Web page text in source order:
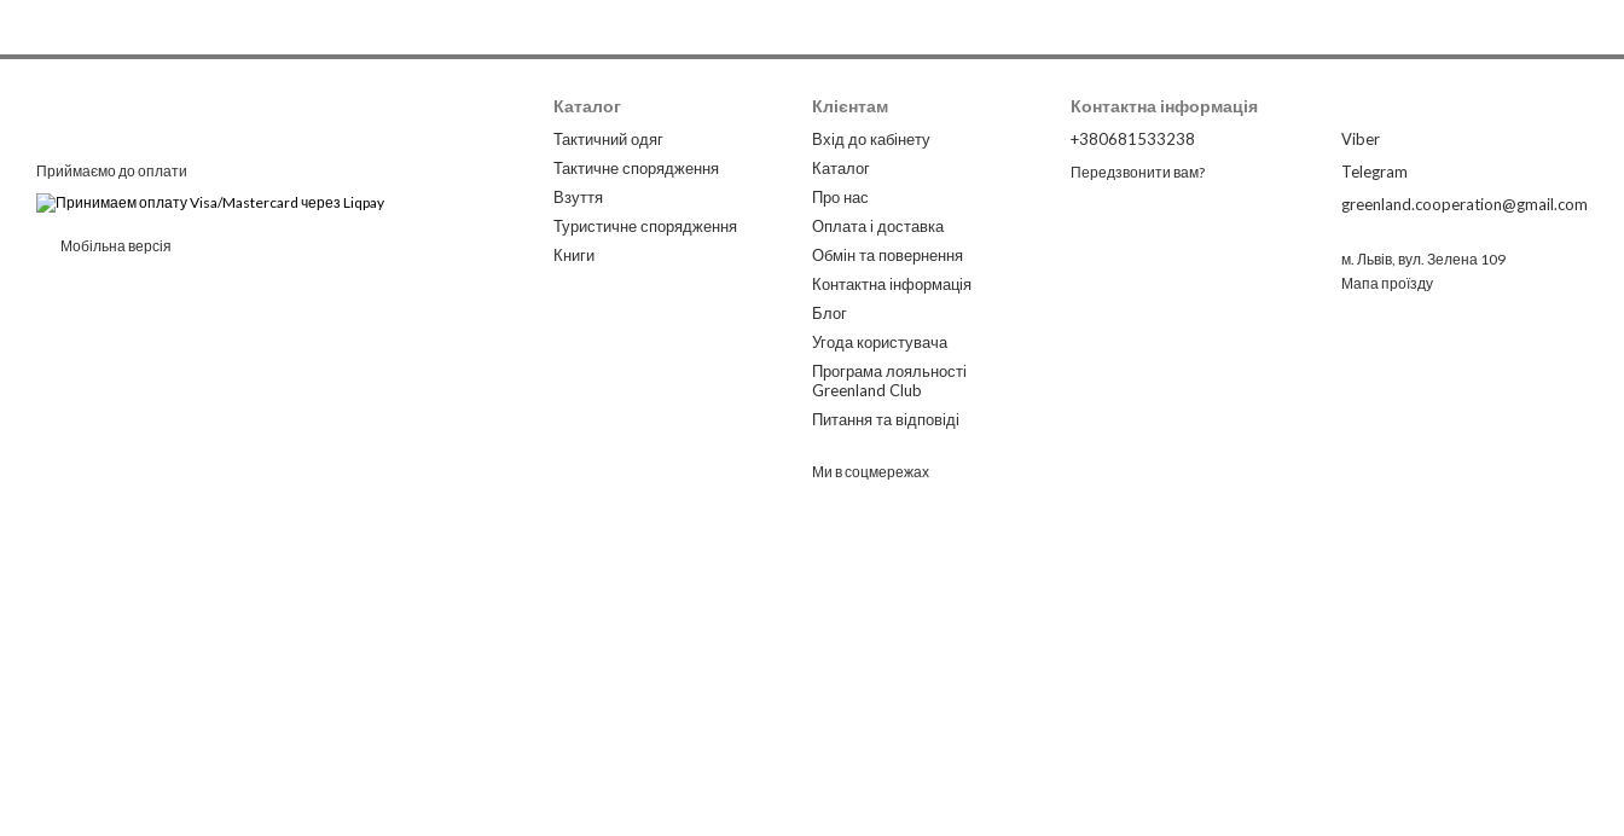
Приймаємо до оплати
Мобільна версія
Каталог
Тактичний одяг
Тактичне спорядження
Взуття
Туристичне спорядження
Книги
Клієнтам
Вхід до кабінету
Каталог
Про нас
Оплата і доставка
Обмін та повернення
Контактна інформація
Блог
Угода користувача
Програма лояльності
Greenland Club
Питання та відповіді
Ми в соцмережах
Контактна інформація
+380681533238
Передзвонити вам?
Viber
Telegram
greenland.cooperation@gmail.com
м. Львів, вул. Зелена 109
Мапа проїзду